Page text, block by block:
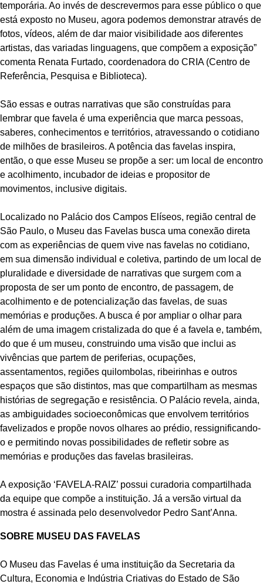
temporária. Ao invés de descrevermos para esse público o que
está exposto no Museu, agora podemos demonstrar através de
fotos, vídeos, além de dar maior visibilidade aos diferentes
artistas, das variadas linguagens, que compõem a exposição”
comenta Renata Furtado, coordenadora do CRIA (Centro de
Referência, Pesquisa e Biblioteca).
São essas e outras narrativas que são construídas para
lembrar que favela é uma experiência que marca pessoas,
saberes, conhecimentos e territórios, atravessando o cotidiano
de milhões de brasileiros. A potência das favelas inspira,
então, o que esse Museu se propõe a ser: um local de encontro
e acolhimento, incubador de ideias e propositor de
movimentos, inclusive digitais.
Localizado no Palácio dos Campos Elíseos, região central de
São Paulo, o Museu das Favelas busca uma conexão direta
com as experiências de quem vive nas favelas no cotidiano,
em sua dimensão individual e coletiva, partindo de um local de
pluralidade e diversidade de narrativas que surgem com a
proposta de ser um ponto de encontro, de passagem, de
acolhimento e de potencialização das favelas, de suas
memórias e produções. A busca é por ampliar o olhar para
além de uma imagem cristalizada do que é a favela e, também,
do que é um museu, construindo uma visão que inclui as
vivências que partem de periferias, ocupações,
assentamentos, regiões quilombolas, ribeirinhas e outros
espaços que são distintos, mas que compartilham as mesmas
histórias de segregação e resistência. O Palácio revela, ainda,
as ambiguidades socioeconômicas que envolvem territórios
favelizados e propõe novos olhares ao prédio, ressignificando-
o e permitindo novas possibilidades de refletir sobre as
memórias e produções das favelas brasileiras.
A exposição ‘FAVELA-RAIZ’ possui curadoria compartilhada
da equipe que compõe a instituição. Já a versão virtual da
mostra é assinada pelo desenvolvedor Pedro Sant’Anna.
SOBRE MUSEU DAS FAVELAS
O Museu das Favelas é uma instituição da Secretaria da
Cultura, Economia e Indústria Criativas do Estado de São